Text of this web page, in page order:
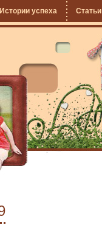
Истории успеха Статьи